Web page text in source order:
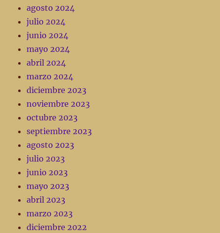
agosto 2024
julio 2024
junio 2024
mayo 2024
abril 2024
marzo 2024
diciembre 2023
noviembre 2023
octubre 2023
septiembre 2023
agosto 2023
julio 2023
junio 2023
mayo 2023
abril 2023
marzo 2023
diciembre 2022